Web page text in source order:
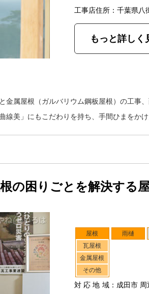
工事店住所：千葉県八
もっと詳しく
金属屋根（ガルバリウム鋼板屋根）の工事
美」にもこだわりを持ち、手間ひまをか
の困りごとを解決する
屋根
瓦屋根
金属屋根
その他
雨樋
対応地域：成田市 周